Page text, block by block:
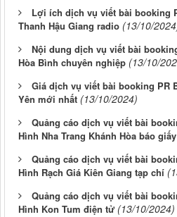
Lợi ích dịch vụ viết bài booking
Thanh Hậu Giang radio (13/10/
Nội dung dịch vụ viết bài
Hòa Bình chuyên nghiệp (13/10/
Giá dịch vụ viết bài booking PR
Yên mới nhất (13/10/2024)
Quảng cáo dịch vụ viết bài
Hình Nha Trang Khánh Hòa báo giấy
Quảng cáo dịch vụ viết bài
Hình Rạch Giá Kiên Giang tạp chí
Quảng cáo dịch vụ viết bài
Hình Kon Tum điện tử (13/10/2024)